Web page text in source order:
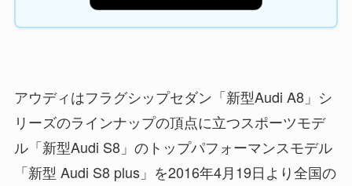
アウディはフラグシップセダン「新型Audi A8」シ
リーズのラインナップの頂点に立つスポーツモデ
ル「新型Audi S8」のトップパフォーマンスモデル
「新型 Audi S8 plus」を2016年4月19日より全国の